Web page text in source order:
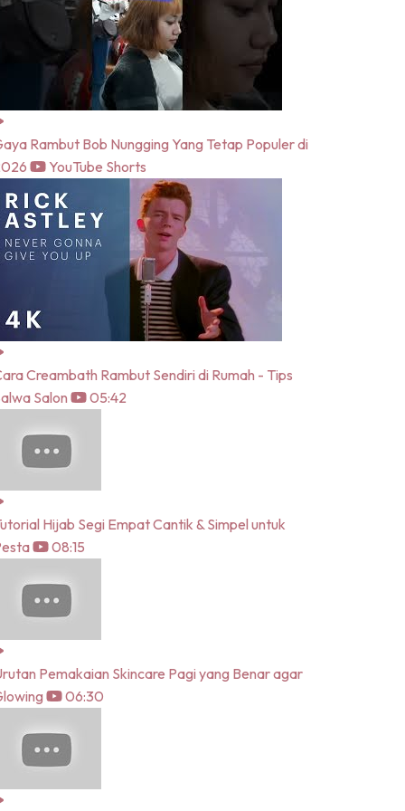
Rambut Bob Nungging Yang Tetap Populer di
YouTube Shorts
Creambath Rambut Sendiri di Rumah - Tips
Salon
05:42
Hijab Segi Empat Cantik & Simpel untuk
08:15
Pemakaian Skincare Pagi yang Benar agar
06:30